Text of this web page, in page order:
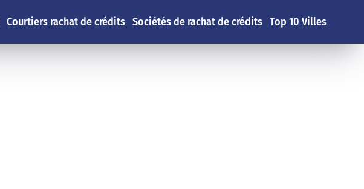
Courtiers rachat de crédits Sociétés de rachat de crédits Top 10 Villes